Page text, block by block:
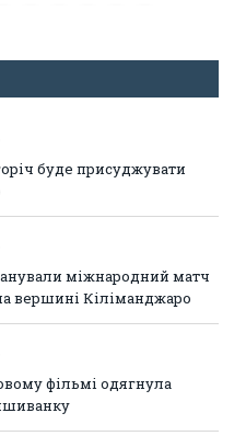
буде присуджувати
міжнародний матч
вершині Кіліманджаро
фільмі одягнула